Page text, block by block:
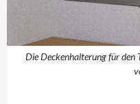
Die Deckenhalterung für den